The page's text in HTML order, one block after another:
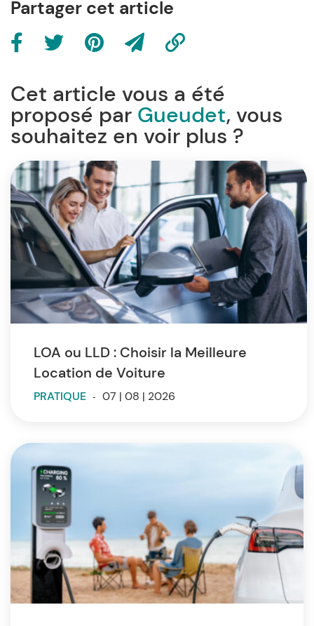
Partager cet article
Cet article vous a été
proposé par Gueudet, vous
souhaitez en voir plus ?
LOA ou LLD : Choisir la Meilleure
Location de Voiture
PRATIQUE - 07 | 08 | 2026